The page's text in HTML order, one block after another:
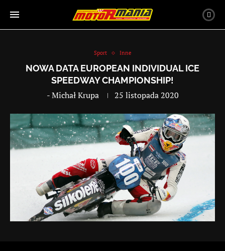
Sport Inne
NOWA DATA EUROPEAN INDIVIDUAL ICE
SPEEDWAY CHAMPIONSHIP!
-Michał Krupa 25 listopada 2020